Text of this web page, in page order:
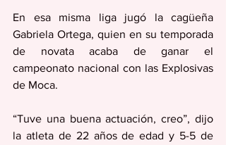
En esa misma liga jugó la cagüeña
Gabriela Ortega, quien en su temporada
de novata acaba de ganar el
campeonato nacional con las Explosivas
de Moca.
“Tuve una buena actuación, creo”, dijo
la atleta de 22 años de edad y 5-5 de